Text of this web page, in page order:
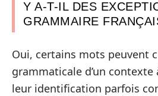
Y A-T-IL DES
GRAMMAIRE
Oui, certains mots peuvent
grammaticale d’un
leur identification parfois